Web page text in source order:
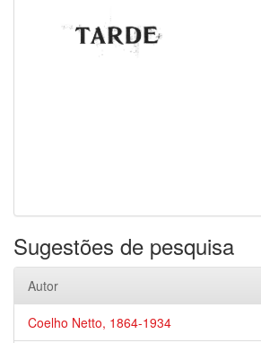
Sugestões de pesquisa
Autor
Coelho Netto, 1864-1934